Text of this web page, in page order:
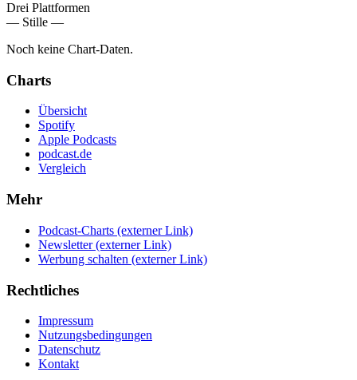
Drei Plattformen
— Stille —
Noch keine Chart-Daten.
Charts
Übersicht
Spotify
Apple Podcasts
podcast.de
Vergleich
Mehr
Podcast-Charts (externer Link)
Newsletter (externer Link)
Werbung schalten (externer Link)
Rechtliches
Impressum
Nutzungsbedingungen
Datenschutz
Kontakt